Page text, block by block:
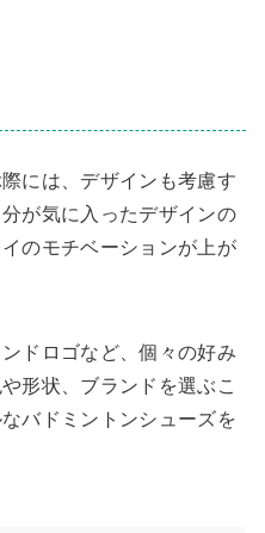
には、デザインも考慮す
が気に入ったデザインの
のモチベーションが上が
ドロゴなど、個々の好み
形状、ブランドを選ぶこ
バドミントンシューズを